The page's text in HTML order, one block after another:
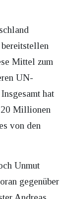
Mittel zum
UN-
hat
20 Millionen
von den
Unmut
gegenüber